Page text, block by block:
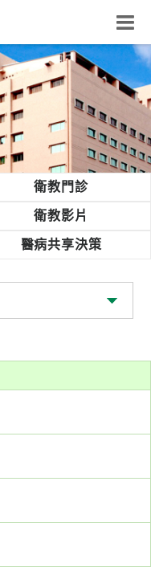
衛教門診
衛教影片
醫病共享決策